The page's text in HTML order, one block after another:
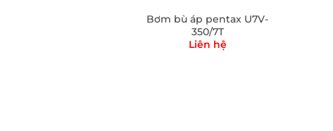
Bơm bù áp pentax U7V-
350/7T
Liên hệ